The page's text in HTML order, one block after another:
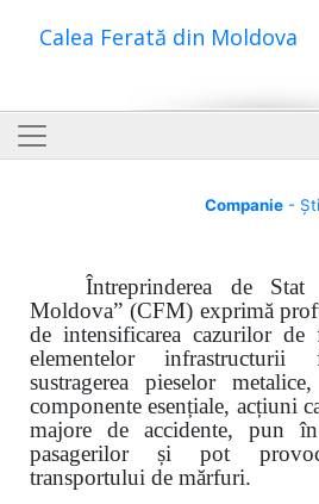
Calea Ferată din Moldova
Companie-
Întreprinderea de
Moldova” (CFM) exprimă
de intensificarea cazurilor
elementelor infrastructurii
sustragerea pieselor
componente esențiale, acțiuni
majore de accidente, pun
pasagerilor și pot
transportului de mărfuri.